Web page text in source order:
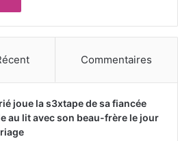
Commentaires
joue la s3xtape de sa fiancée
au lit avec son beau-frère le jour